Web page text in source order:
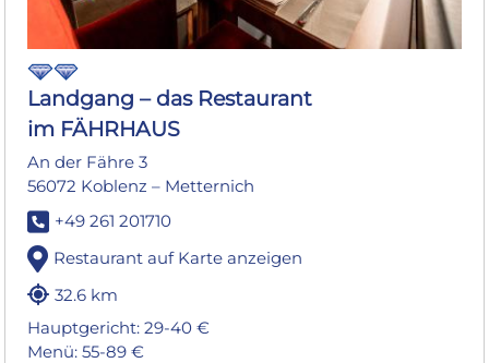
Landgang – das Restaurant
im FÄHRHAUS
An der Fähre 3
56072 Koblenz – Metternich
+49 261 201710
Restaurant auf Karte anzeigen
32.6 km
Hauptgericht: 29-40 €
Menü: 55-89 €